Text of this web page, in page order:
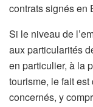
contrats signés en
Si le niveau de
aux particularités
en particulier, à la
tourisme, le fait est
concernés, y